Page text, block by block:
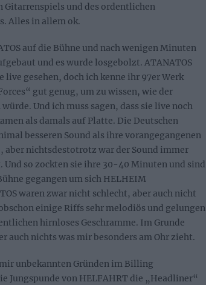
Gitarrenspiels und des ordentlichen
Alles in allem ok.
auf die Bühne und nach wenigen Minuten
und es wurde losgebolzt. ATANATOS
live gesehen, doch ich kenne ihr 97er Werk
gut genug, um zu wissen, wie der
Und ich muss sagen, dass sie live noch
als damals auf Platte. Die Deutschen
besseren Sound als ihre vorangegangenen
aber nichtsdestotrotz war der Sound immer
Und so zockten sie ihre 30-40 Minuten und sind
gegangen um sich HELHEIM
waren zwar nicht schlecht, aber auch nicht
einige Riffs sehr melodiös und gelungen
hirnloses Geschramme. Im Grunde
auch nichts was mir besonders am Ohr zieht.
unbekannten Gründen im Billing
Jungspunde von HELFAHRT die „Headliner“